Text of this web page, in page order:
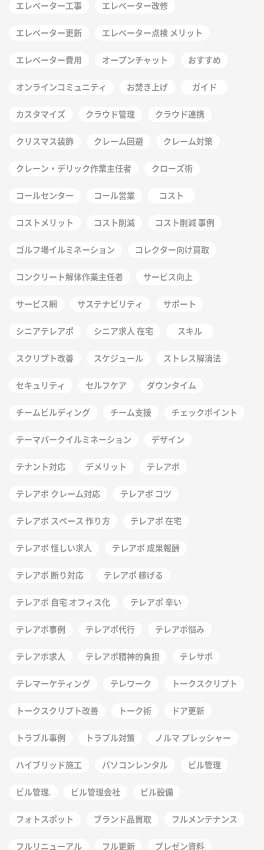
エレベーター工事 エレベーター改修
エレベーター更新 エレベーター点検 メリット
エレベーター費用 オープンチャット おすすめ
オンラインコミュニティ お焚き上げ ガイド
カスタマイズ クラウド管理 クラウド連携
クリスマス装飾 クレーム回避 クレーム対策
クレーン・デリック作業主任者 クローズ術
コールセンター コール営業 コスト
コストメリット コスト削減 コスト削減 事例
ゴルフ場イルミネーション コレクター向け買取
コンクリート解体作業主任者 サービス向上
サービス網 サステナビリティ サポート
シニアテレアポ シニア求人 在宅 スキル
スクリプト改善 スケジュール ストレス解消法
セキュリティ セルフケア ダウンタイム
チームビルディング チーム支援 チェックポイント
テーマパークイルミネーション デザイン
テナント対応 デメリット テレアポ
テレアポ クレーム対応 テレアポ コツ
テレアポ スペース 作り方 テレアポ 在宅
テレアポ 怪しい求人 テレアポ 成果報酬
テレアポ 断り対応 テレアポ 稼げる
テレアポ 自宅 オフィス化 テレアポ 辛い
テレアポ事例 テレアポ代行 テレアポ悩み
テレアポ求人 テレアポ精神的負担 テレサポ
テレマーケティング テレワーク トークスクリプト
トークスクリプト改善 トーク術 ドア更新
トラブル事例 トラブル対策 ノルマ プレッシャー
ハイブリッド施工 パソコンレンタル ビル管理
ビル管理. ビル管理会社 ビル設備
フォトスポット ブランド品買取 フルメンテナンス
フルリニューアル フル更新 プレゼン資料